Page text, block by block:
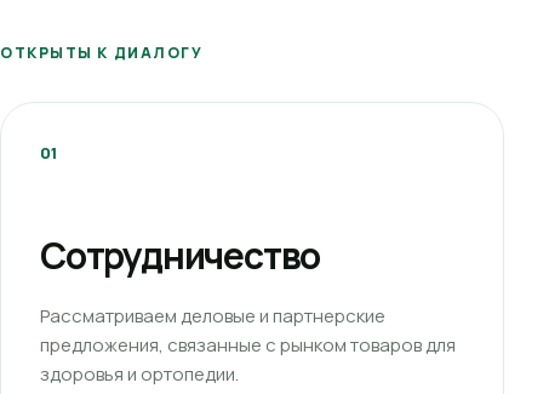
ОТКРЫТЫ К ДИАЛОГУ
01
Сотрудничество
Рассматриваем деловые и партнерские
предложения, связанные с рынком товаров для
здоровья и ортопедии.